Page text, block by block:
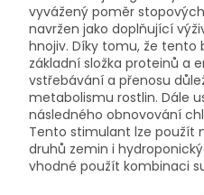
vyvážený poměr
navržen jako doplňující
hnojiv. Díky tomu, že tento
základní složka proteinů a
vstřebávání a přenosu
metabolismu rostlin. Dále
následného obnovování
Tento stimulant lze použít
druhů zemin i
vhodné použít kombinaci